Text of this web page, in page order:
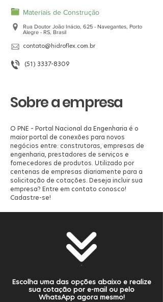
Materiais de Construção
Rua Doutor João Inácio, 625 - Navegantes, Porto
Alegre - RS, Brasil
contato@hidroflex.com.br
(51) 3337-8309
Sobre a empresa
O PNE – Portal Nacional da Engenharia é o
maior portal de conexões para novos
negócios entre: construtoras, empresas de
engenharia, prestadores de serviços e
fornecedores de produtos. Utilizado por
centenas de empresas diariamente para a
solicitação de cotações. Deseja incluir sua
empresa? Entre em contato conosco!
Cadastre-se!
Escolha uma das opções abaixo e realize
sua cotação por e-mail ou pelo
WhatsApp agora mesmo!